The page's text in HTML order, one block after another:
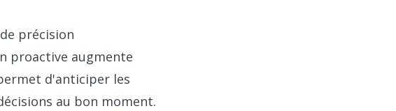
précision
proactive augmente
d'anticiper les
au bon moment.